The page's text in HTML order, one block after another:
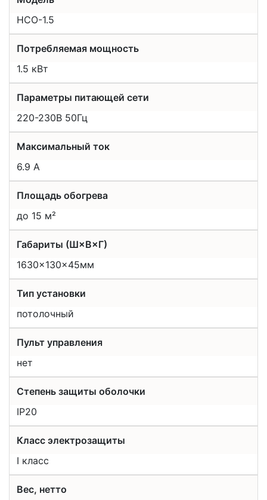
НСО-1.5
Потребляемая мощность
1.5 кВт
Параметры питающей сети
220-230В 50Гц
Максимальный ток
6.9 А
Площадь обогрева
до 15 м²
Габариты (Ш×В×Г)
1630×130×45мм
Тип установки
потолочный
Пульт управления
нет
Степень защиты оболочки
IP20
Класс электрозащиты
I класс
Вес, нетто